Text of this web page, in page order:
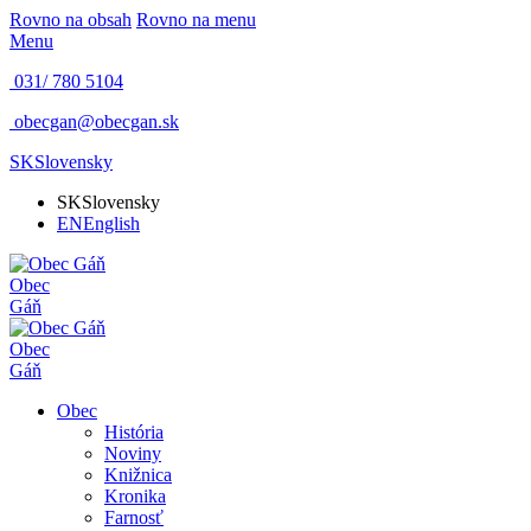
Rovno na obsah Rovno na menu
Menu
031/ 780 5104
obecgan@obecgan.sk
SKSlovensky
SKSlovensky
ENEnglish
Obec
Gáň
Obec
Gáň
Obec
História
Noviny
Knižnica
Kronika
Farnosť